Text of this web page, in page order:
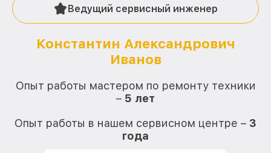
Ведущий сервисный инженер
Константин Александрович
Иванов
Опыт работы мастером по ремонту техники
– 5 лет
Опыт работы в нашем сервисном центре – 3
года